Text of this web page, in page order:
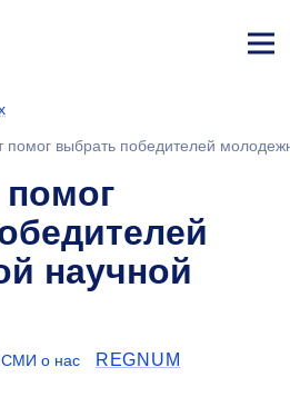
ине
помог выбрать победителей
помог
научной
СМИ о нас REGNUM